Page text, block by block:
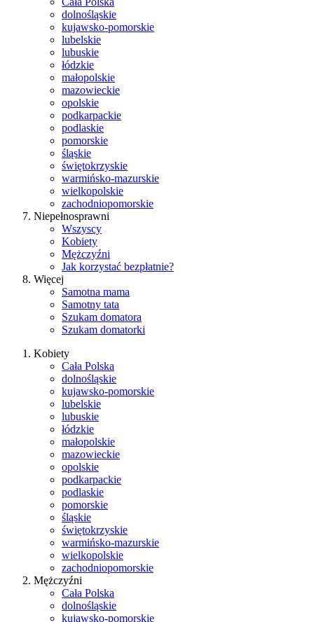
dolnośląskie
kujawsko-pomorskie
lubelskie
lubuskie
łódzkie
małopolskie
mazowieckie
opolskie
podkarpackie
podlaskie
pomorskie
śląskie
świętokrzyskie
warmińsko-mazurskie
wielkopolskie
zachodniopomorskie
Niepełnosprawni
Wszyscy
Kobiety
Mężczyźni
Jak korzystać bezpłatnie?
Więcej
Samotna mama
Samotny tata
Szukam domatora
Szukam domatorki
Kobiety
Cała Polska
dolnośląskie
kujawsko-pomorskie
lubelskie
lubuskie
łódzkie
małopolskie
mazowieckie
opolskie
podkarpackie
podlaskie
pomorskie
śląskie
świętokrzyskie
warmińsko-mazurskie
wielkopolskie
zachodniopomorskie
Mężczyźni
Cała Polska
dolnośląskie
kujawsko-pomorskie